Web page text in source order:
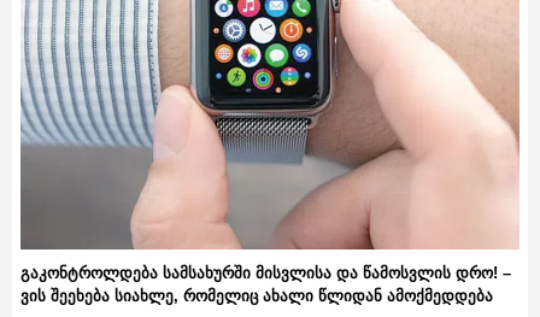
გაკონტროლდება სამსახურში მისვლისა და წამოსვლის დრო! –
ვის შეეხება სიახლე, რომელიც ახალი წლიდან ამოქმედდება